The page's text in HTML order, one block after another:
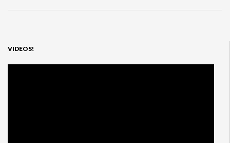
VIDEOS!